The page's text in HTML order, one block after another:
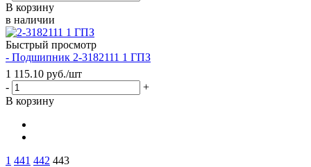
В корзину
в наличии
Быстрый просмотр
- Подшипник 2-3182111 1 ГПЗ
1 115.10 руб./шт
-
+
В корзину
1 441 442 443